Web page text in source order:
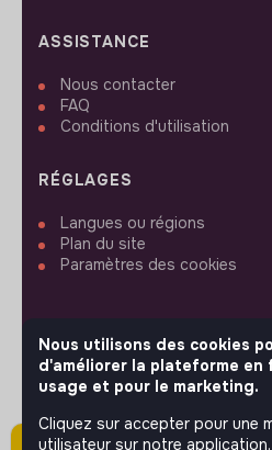
ASSISTANCE
Nous contacter
FAQ
Conditions d'utilisation
RÉGLAGES
Langues ou régions
Plan du site
Paramètres des cookies
SUIVEZ-NOUS
Nous utilisons des cookies
d'améliorer la plateforme
usage et pour le marketing.
Cliquez sur accepter pour une
utilisateur sur notre application.